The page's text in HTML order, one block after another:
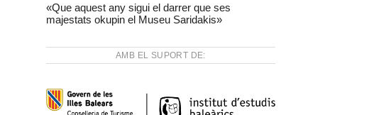
«Que aquest any sigui el darrer que ses
majestats okupin el Museu Saridakis»
AMB EL SUPORT DE: